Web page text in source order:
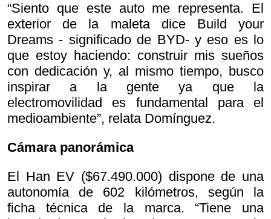
“Siento que este auto me representa. El
exterior de la maleta dice Build your
Dreams - significado de BYD- y eso es lo
que estoy haciendo: construir mis sueños
con dedicación y, al mismo tiempo, busco
inspirar a la gente ya que la
electromovilidad es fundamental para el
medioambiente”, relata Domínguez.
Cámara panorámica
El Han EV ($67.490.000) dispone de una
autonomía de 602 kilómetros, según la
ficha técnica de la marca. “Tiene una